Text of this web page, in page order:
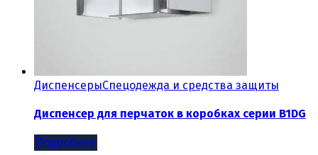
ДиспенсерыСпецодежда и средства защиты
Диспенсер для перчаток в коробках серии B1DG
Подробнее